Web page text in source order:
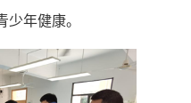
年健康。